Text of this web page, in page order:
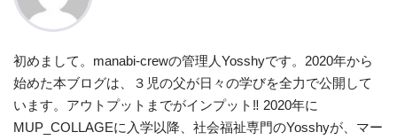
初めまして。manabi-crewの管理人Yosshyです。2020年から
始めた本ブログは、３児の父が日々の学びを全力で公開して
います。アウトプットまでがインプット‼ 2020年に
MUP_COLLAGEに入学以降、社会福祉専門のYosshyが、マー